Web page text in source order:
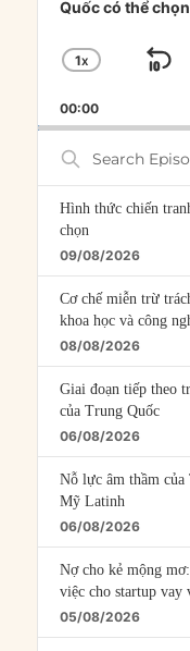
Quốc có thể chọn
CHANGE
RATE
1X
00:00
Search
Episodes
Hình thức chiến
chọn
09/08/2026
Cơ chế miễn trừ
khoa học và công
08/08/2026
Giai đoạn tiếp theo
của Trung Quốc
06/08/2026
Nỗ lực âm thầm
Mỹ Latinh
06/08/2026
Nợ cho kẻ mộng
việc cho startup vay
05/08/2026